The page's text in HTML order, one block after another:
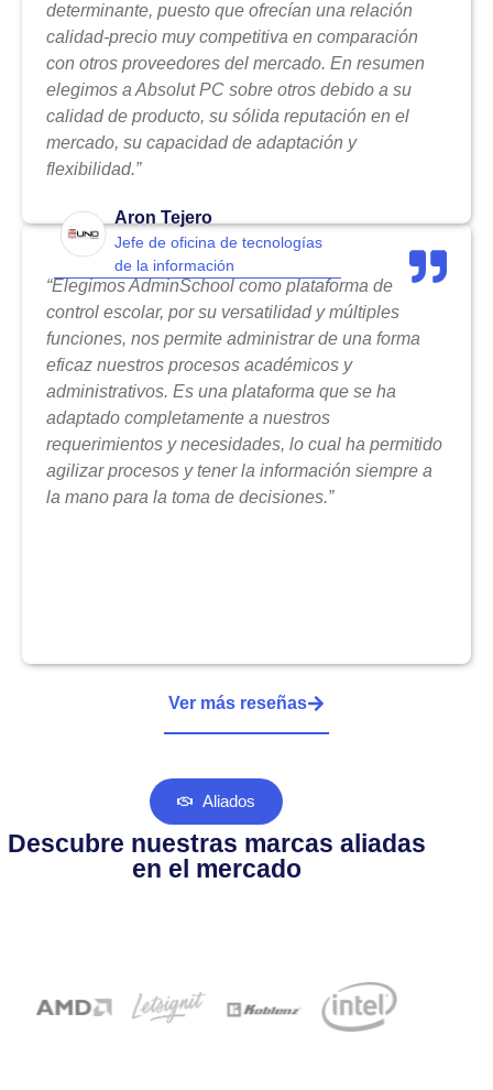
determinante, puesto que ofrecían una relación
calidad-precio muy competitiva en comparación
con otros proveedores del mercado. En resumen
elegimos a Absolut PC sobre otros debido a su
calidad de producto, su sólida reputación en el
mercado, su capacidad de adaptación y
flexibilidad.”
Aron Tejero
Jefe de oficina de tecnologías
de la información
“Elegimos AdminSchool como plataforma de
control escolar, por su versatilidad y múltiples
funciones, nos permite administrar de una forma
eficaz nuestros procesos académicos y
administrativos. Es una plataforma que se ha
adaptado completamente a nuestros
requerimientos y necesidades, lo cual ha permitido
agilizar procesos y tener la información siempre a
la mano para la toma de decisiones.”
Ver más reseñas
Aliados
Descubre nuestras marcas aliadas
en el mercado